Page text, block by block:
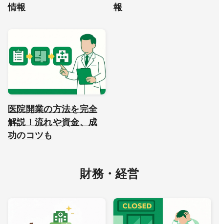
情報
報
医院開業の方法を完全
解説！流れや資金、成
功のコツも
財務・経営